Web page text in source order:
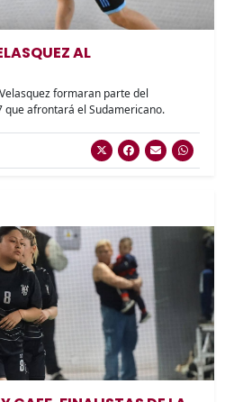
AL
formaran parte del
que afrontará el Sudamericano.